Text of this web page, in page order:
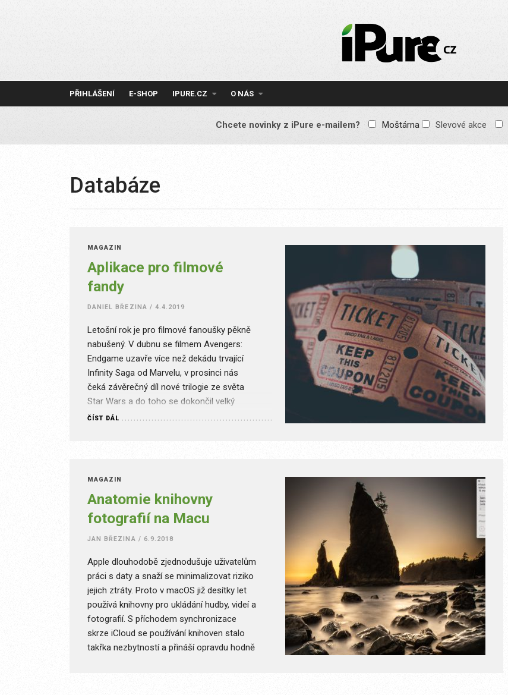
IPURE.CZ
Prémiový Apple e-
reklamy, žádné
obsah pro všechny
PŘIHLÁŠENÍ E-SHOP IPURE.CZ O NÁS
Chcete novinky z iPure e-mailem? Moštárna Slevové akce
Databáze
MAGAZÍN
Aplikace pro filmové
fandy
DANIEL BŘEZINA / 4.4.2019
Letošní rok je pro filmové fanoušky pěkně
nabušený. V dubnu se filmem Avengers:
Endgame uzavře více než dekádu trvající
Infinity Saga od Marvelu, v prosinci nás
čeká závěrečný díl nové trilogie ze světa
Star Wars a do toho se dokončil velký
nákup studia Fox, které přechází pod
ČÍST DÁL
MAGAZÍN
Anatomie knihovny
fotografií na Macu
JAN BŘEZINA / 6.9.2018
Apple dlouhodobě zjednodušuje uživatelům
práci s daty a snaží se minimalizovat riziko
jejich ztráty. Proto v macOS již desítky let
používá knihovny pro ukládání hudby, videí a
fotografií. S příchodem synchronizace
skrze iCloud se používání knihoven stalo
takřka nezbytností a přináší opravdu hodně